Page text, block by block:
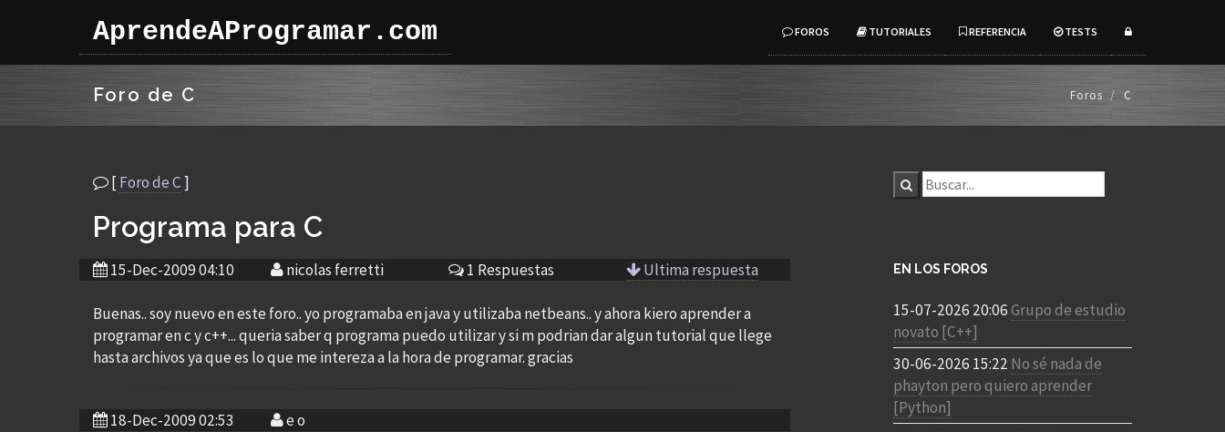
AprendeAProgramar.com FOROS TUTORIALES REFERENCIA TESTS
Foro de C Foros C
[Foro de C]
Programa para C
15-Dec-2009 04:10 nicolas ferretti 1 Respuestas Ultima respuesta
Buenas.. soy nuevo en este foro.. yo programaba en java y utilizaba netbeans.. y ahora kiero aprender a
programar en c y c++... queria saber q programa puedo utilizar y si m podrian dar algun tutorial que llege
hasta archivos ya que es lo que me intereza a la hora de programar. gracias
18-Dec-2009 02:53 e o
EN LOS FOROS
15-07-2026 20:06Grupo de estudio
novato [C++]
30-06-2026 15:22 No sé nada de
phayton pero quiero aprender
[Python]